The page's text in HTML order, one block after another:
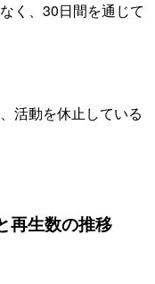
く、30日間を通じて
活動を休止している
再生数の推移